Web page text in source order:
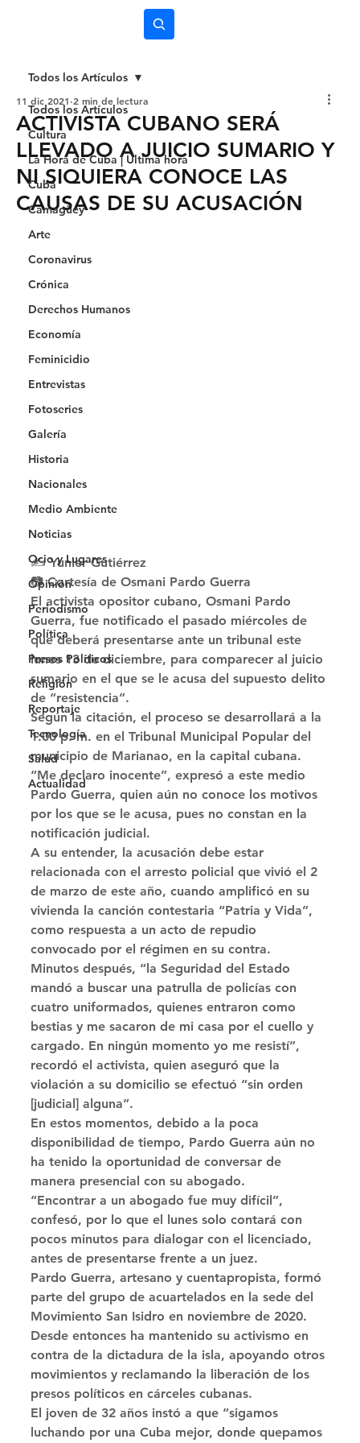
Todos los Artículos
Cultura
La Hora de Cuba | Última hora
Cuba
Camagüey
Arte
Coronavirus
Crónica
Derechos Humanos
Economía
Feminicidio
Entrevistas
Fotoseries
Galería
Historia
Nacionales
Medio Ambiente
Noticias
Ocio y Lugares
Opinión
Periodismo
Política
Presos Políticos
Religión
Reportaje
Tecnología
Salud
Actualidad
Todos los Artículos
ACTIVISTA CUBANO SERÁ
LLEVADO A JUICIO SUMARIO Y
NI SIQUIERA CONOCE LAS
CAUSAS DE SU ACUSACIÓN
11 dic 2021 2 min de lectura
✍ Yunier Gutiérrez
📷 Cortesía de Osmani Pardo Guerra
El activista opositor cubano, Osmani Pardo
Guerra, fue notificado el pasado miércoles de
que deberá presentarse ante un tribunal este
lunes 13 de diciembre, para comparecer al juicio
sumario en el que se le acusa del supuesto delito
de “resistencia”.
Según la citación, el proceso se desarrollará a la
1:00 p. m. en el Tribunal Municipal Popular del
municipio de Marianao, en la capital cubana.
“Me declaro inocente”, expresó a este medio
Pardo Guerra, quien aún no conoce los motivos
por los que se le acusa, pues no constan en la
notificación judicial.
A su entender, la acusación debe estar
relacionada con el arresto policial que vivió el 2
de marzo de este año, cuando amplificó en su
vivienda la canción contestaria “Patria y Vida”,
como respuesta a un acto de repudio
convocado por el régimen en su contra.
Minutos después, “la Seguridad del Estado
mandó a buscar una patrulla de policías con
cuatro uniformados, quienes entraron como
bestias y me sacaron de mi casa por el cuello y
cargado. En ningún momento yo me resistí”,
recordó el activista, quien aseguró que la
violación a su domicilio se efectuó “sin orden
[judicial] alguna”.
En estos momentos, debido a la poca
disponibilidad de tiempo, Pardo Guerra aún no
ha tenido la oportunidad de conversar de
manera presencial con su abogado.
“Encontrar a un abogado fue muy difícil”,
confesó, por lo que el lunes solo contará con
pocos minutos para dialogar con el licenciado,
antes de presentarse frente a un juez.
Pardo Guerra, artesano y cuentapropista, formó
parte del grupo de acuartelados en la sede del
Movimiento San Isidro en noviembre de 2020.
Desde entonces ha mantenido su activismo en
contra de la dictadura de la isla, apoyando otros
movimientos y reclamando la liberación de los
presos políticos en cárceles cubanas.
El joven de 32 años instó a que “sigamos
luchando por una Cuba mejor, donde quepamos